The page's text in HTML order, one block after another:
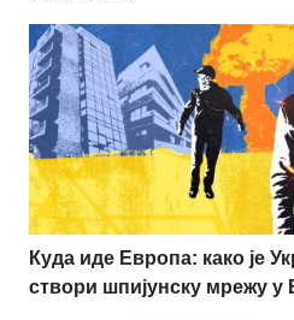
Куда иде Европа: како је
створи шпијунску мрежу у